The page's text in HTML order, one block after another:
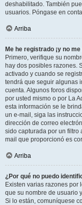
deshabilitado. También
usuarios. Póngase en
Arriba
Me he registrado ¡y no
Primero, verifique su
hay dos posibles razones.
activado y cuando se
tendrá que seguir algunas
cuenta. Algunos foros
por usted mismo o por La
esta información se le
un e-mail, siga las
dirección de correo
sido capturada por un filtro
mail que proporcionó es
Arriba
¿Por qué no puedo
Existen varias razones por
que su nombre de usuario
Si lo están, comuníquese